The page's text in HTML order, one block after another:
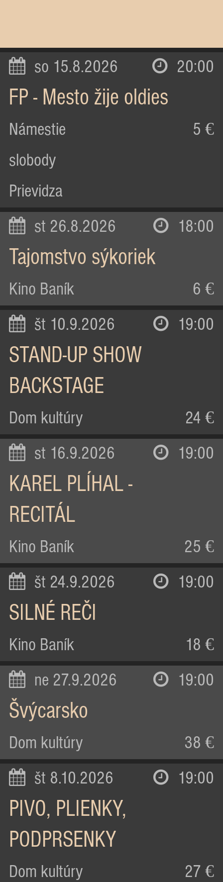
so 15.8.2026 20:00
FP - Mesto žije oldies
Námestie
slobody
Prievidza
5 €
st 26.8.2026 18:00
Tajomstvo sýkoriek
Kino Baník 6 €
št 10.9.2026 19:00
STAND-UP SHOW
BACKSTAGE
Dom kultúry 24 €
st 16.9.2026 19:00
KAREL PLÍHAL -
RECITÁL
Kino Baník 25 €
št 24.9.2026 19:00
SILNÉ REČI
Kino Baník 18 €
ne 27.9.2026 19:00
Švýcarsko
Dom kultúry 38 €
št 8.10.2026 19:00
PIVO, PLIENKY,
PODPRSENKY
Dom kultúry 27 €